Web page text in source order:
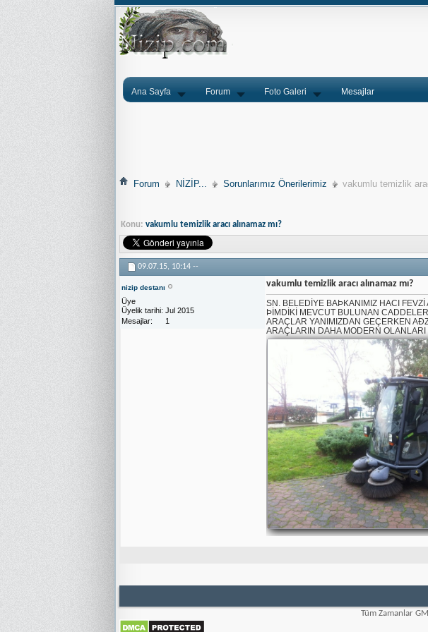
Ana Sayfa Forum Foto Galeri Mesajlar
Forum NİZİP... Sorunlarımız Önerilerimiz vakumlu temizlik
Konu: vakumlu temizlik aracı alınamaz mı?
09.07.15, 10:14 --
nizip destanı
Üye
Üyelik tarihi Jul 2015
Mesajlar
1
vakumlu temizlik aracı alınamaz mı?
SN. BELEDİYE BAÞKANIMIZ HACI FEVZİ
ÞİMDİKİ MEVCUT BULUNAN
ARAÇLAR YANIMIZDAN GEÇERKEN
ARAÇLARIN DAHA MODERN
Tüm Zamanlar